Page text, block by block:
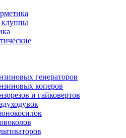
клуппы
генераторов
коперов
и гайковертов